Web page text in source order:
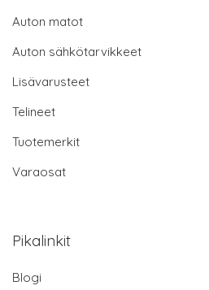
Auton matot
Auton sähkötarvikkeet
Lisävarusteet
Telineet
Tuotemerkit
Varaosat
Pikalinkit
Blogi